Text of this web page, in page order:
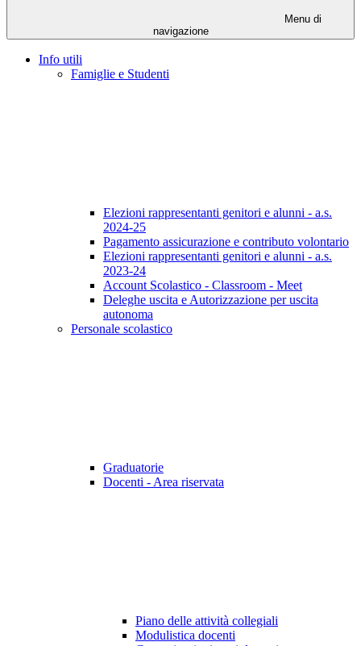
Menu di
navigazione
Info utili
Famiglie e Studenti
Elezioni rappresentanti genitori e alunni - a.s.
2024-25
Pagamento assicurazione e contributo volontario
Elezioni rappresentanti genitori e alunni - a.s.
2023-24
Account Scolastico - Classroom - Meet
Deleghe uscita e Autorizzazione per uscita
autonoma
Personale scolastico
Graduatorie
Docenti - Area riservata
Piano delle attività collegiali
Modulistica docenti